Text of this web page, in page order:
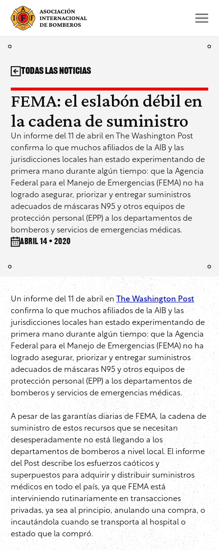
Saltar
contenido
FEMA: el eslabón débil en
la cadena de suministro
Un informe del 11 de abril en The Washington Post
confirma lo que muchos afiliados de la AIB y las
jurisdicciones locales han estado experimentando de
primera mano durante algún tiempo: que la Agencia
Federal para el Manejo de Emergencias (FEMA) no ha
logrado asegurar, priorizar y entregar suministros
adecuados de máscaras N95 y otros equipos de
protección personal (EPP) a los departamentos de
bomberos y servicios de emergencias médicas.
abril 14 • 2020
Todas las noticias
Un informe del 11 de abril en The Washington Post
confirma lo que muchos afiliados de la AIB y las
jurisdicciones locales han estado experimentando de
primera mano durante algún tiempo: que la Agencia
Federal para el Manejo de Emergencias (FEMA) no ha
logrado asegurar, priorizar y entregar suministros
adecuados de máscaras N95 y otros equipos de
protección personal (EPP) a los departamentos de
bomberos y servicios de emergencias médicas.
A pesar de las garantías diarias de FEMA, la cadena de
suministro de estos recursos que se necesitan
desesperadamente no está llegando a los
departamentos de bomberos a nivel local. El informe
del Post describe los esfuerzos caóticos y
superpuestos para adquirir y distribuir suministros
médicos en todo el país, ya que FEMA está
interviniendo rutinariamente en transacciones
privadas, ya sea al principio, anulando una compra, o
incautándola cuando se transporta al hospital o
estado que la compró.